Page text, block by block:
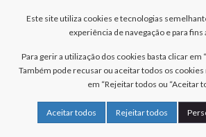
41046478
Este site utiliza cookies e tecnologias
experiência de navegação e para fins
Para gerir a utilização dos cookies basta clicar em
Também pode recusar ou aceitar todos os
em “Rejeitar todos ou “Aceitar
Aceitar todos Rejeitar todos